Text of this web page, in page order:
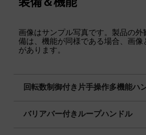
画像はサンプル写真です。製品の外
備は、機能が同様である場合、画像
があります。
回転数制御付き片手操作多機能ハ
バリアバー付きループハンドル